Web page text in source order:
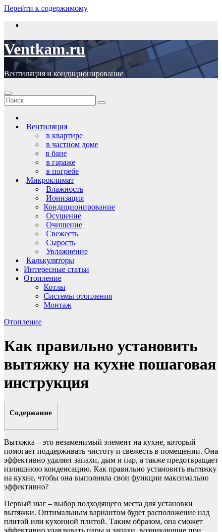
Перейти к содержимому
Ventkam.ru
Вентиляция и кондиционирование
Вентиляция
в квартире
в частном доме
в бане
в гараже
в погребе
Микроклимат
Влажность
Ионизация
Кондиционирование
Осушение
Очищение
Свежесть
Сырость
Увлажнение
Калькуляторы
Интересные статьи
Отопление
Котлы
Системы отопления
Монтаж
Отопление
Как правильно установить
вытяжку на кухне пошаговая
инструкция
Содержание
Вытяжка – это незаменимый элемент на кухне, который
помогает поддерживать чистоту и свежесть в помещении. Она
эффективно удаляет запахи, дым и пар, а также предотвращает
излишнюю конденсацию. Как правильно установить вытяжку
на кухне, чтобы она выполняла свои функции максимально
эффективно?
Первый шаг – выбор подходящего места для установки
вытяжки. Оптимальным вариантом будет расположение над
плитой или кухонной плитой. Таким образом, она сможет
эффективно улавливать пары и запахи, возникающие при